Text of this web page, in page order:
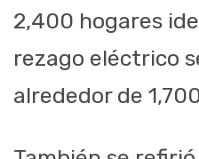
2,400 hogares
rezago eléctrico
alrededor de